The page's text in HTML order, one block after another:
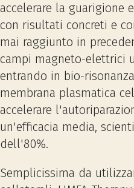
accelerare la guarigione
con risultati concreti e
mai raggiunto in
campi magneto-elettrici
entrando in bio-
membrana plasmatica
accelerare
un'efficacia media,
dell'80%.
Semplicissima da